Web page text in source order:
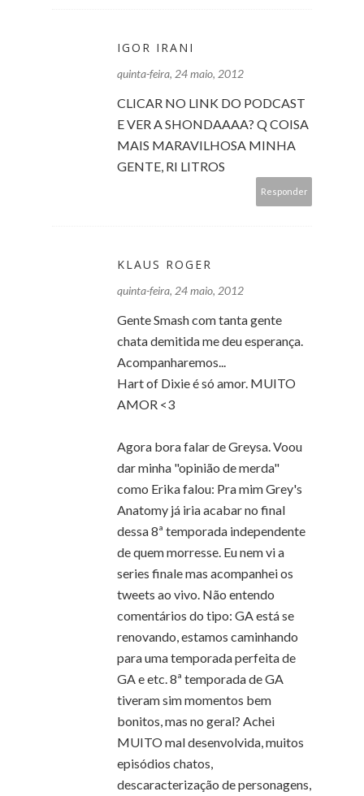
IGOR IRANI
quinta-feira, 24 maio, 2012
CLICAR NO LINK DO PODCAST
E VER A SHONDAAAA? Q COISA
MAIS MARAVILHOSA MINHA
GENTE, RI LITROS
Responder
KLAUS ROGER
quinta-feira, 24 maio, 2012
Gente Smash com tanta gente
chata demitida me deu esperança.
Acompanharemos...
Hart of Dixie é só amor. MUITO
AMOR <3
Agora bora falar de Greysa. Voou
dar minha "opinião de merda"
como Erika falou: Pra mim Grey's
Anatomy já iria acabar no final
dessa 8ª temporada independente
de quem morresse. Eu nem vi a
series finale mas acompanhei os
tweets ao vivo. Não entendo
comentários do tipo: GA está se
renovando, estamos caminhando
para uma temporada perfeita de
GA e etc. 8ª temporada de GA
tiveram sim momentos bem
bonitos, mas no geral? Achei
MUITO mal desenvolvida, muitos
episódios chatos,
descaracterização de personagens,